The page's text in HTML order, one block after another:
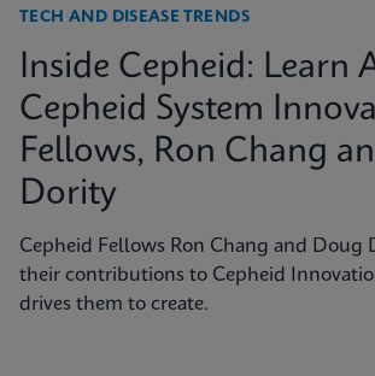
TECH AND DISEASE TRENDS
Inside Cepheid: Learn
Cepheid System
Fellows, Ron Chang
Dority
Cepheid Fellows Ron Chang and Doug
their contributions to Cepheid
drives them to create.